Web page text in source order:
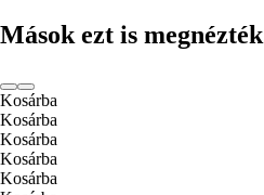
Mások ezt is megnézték
Kosárba
Kosárba
Kosárba
Kosárba
Kosárba